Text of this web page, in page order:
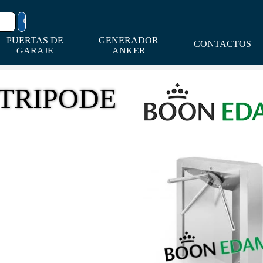
Saltar menú
▼
PUERTAS DE
GARAJE
▼
GENERADOR
ANKER
▼
CONTACTOS